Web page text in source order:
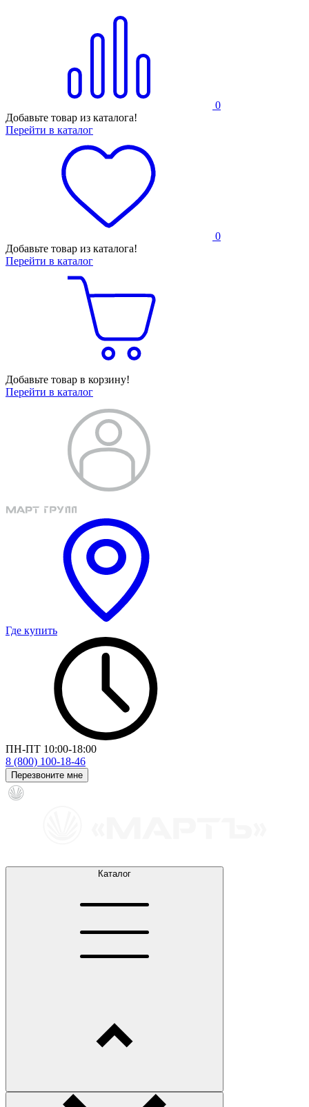
0
Добавьте товар из каталога!
Перейти в каталог
0
Добавьте товар из каталога!
Перейти в каталог
Добавьте товар в корзину!
Перейти в каталог
Где купить
ПН-ПТ 10:00-18:00
8 (800) 100-18-46
Перезвоните мне
Каталог